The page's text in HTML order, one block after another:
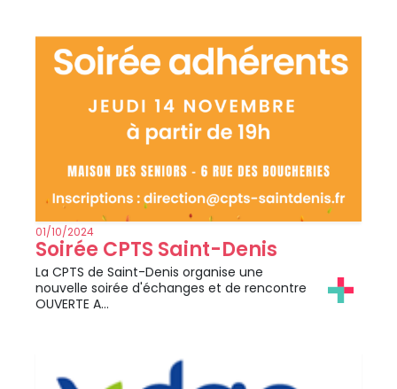
01/10/2024
Soirée CPTS Saint-Denis
La CPTS de Saint-Denis organise une
nouvelle soirée d'échanges et de rencontre
OUVERTE A…